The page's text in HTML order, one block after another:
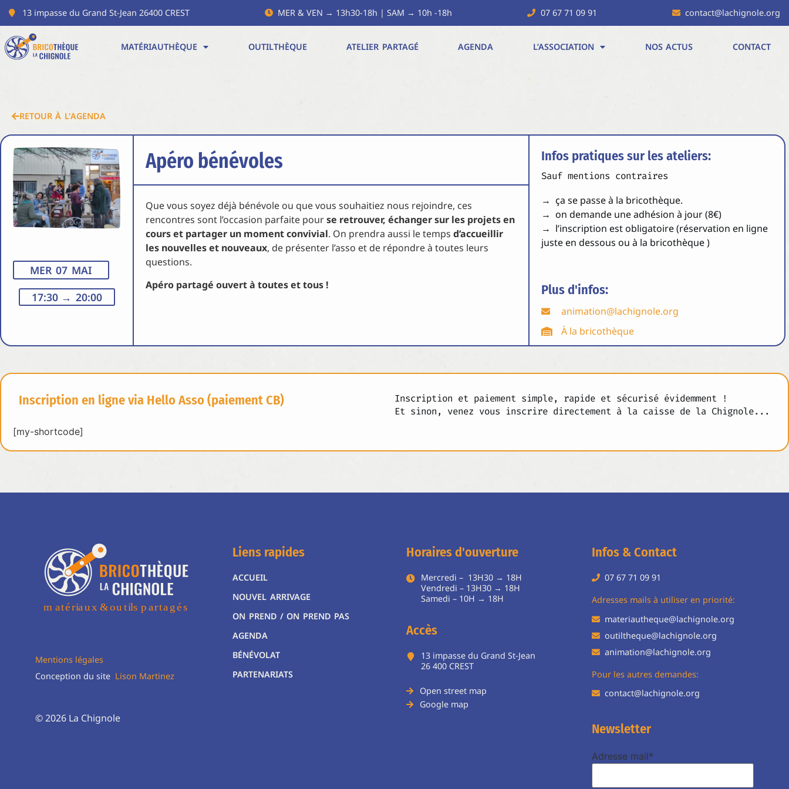
13 impasse du Grand St-Jean 26400 CREST MER & VEN → 13h30-18h | SAM → 10h -18h 07 67 71 09 91 contact@lachignole.org
MATÉRIAUTHÈQUE OUTILTHÈQUE ATELIER PARTAGÉ AGENDA L’ASSOCIATION NOS ACTUS CONTACT
RETOUR À L'AGENDA
MER 07 MAI
17:30 → 20:00
Apéro bénévoles
Que vous soyez déjà bénévole ou que vous souhaitiez nous rejoindre, ces
rencontres sont l’occasion parfaite pourse retrouver, échanger sur les projets en
cours et partager un moment convivial. On prendra aussi le tempsd’accueillir
les nouvelles et nouveaux, de présenter l’asso et de répondre à toutes leurs
questions.
Apéro partagé ouvert à toutes et tous !
Infos pratiques sur les ateliers:
Sauf mentions contraires
→ ça se passe à la bricothèque.
→ on demande une adhésion à jour (8€)
→ l’inscription est obligatoire (réservation en ligne
juste en dessous ou à la bricothèque )
Plus d'infos:
animation@lachignole.org
À la bricothèque
Inscription en ligne via Hello Asso (paiement CB)
Inscription et paiement simple, rapide et sécurisé évidemment !
Et sinon, venez vous inscrire directement à la caisse de la Chignole...
[my-shortcode]
Mentions légales
Conception du site Lison Martinez
© 2026 La Chignole
Liens rapides
ACCUEIL
NOUVEL ARRIVAGE
ON PREND / ON PREND PAS
AGENDA
BÉNÉVOLAT
PARTENARIATS
Horaires d'ouverture
Mercredi – 13H30 → 18H
Vendredi – 13H30 → 18H
Samedi – 10H → 18H
Accès
13 impasse du Grand St-Jean
26 400 CREST
Open street map
Google map
Infos & Contact
07 67 71 09 91
Adresses mails à utiliser en priorité:
materiautheque@lachignole.org
outiltheque@lachignole.org
animation@lachignole.org
Pour les autres demandes:
contact@lachignole.org
Newsletter
Adresse mail*